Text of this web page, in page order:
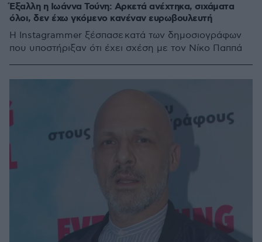
Έξαλλη η Ιωάννα Τούνη: Αρκετά ανέχτηκα, σιχάματα
όλοι, δεν έχω γκόμενο κανέναν ευρωβουλευτή
Η Instagrammer ξέσπασε κατά των δημοσιογράφων
που υποστήριξαν ότι έχει σχέση με τον Νίκο Παππά